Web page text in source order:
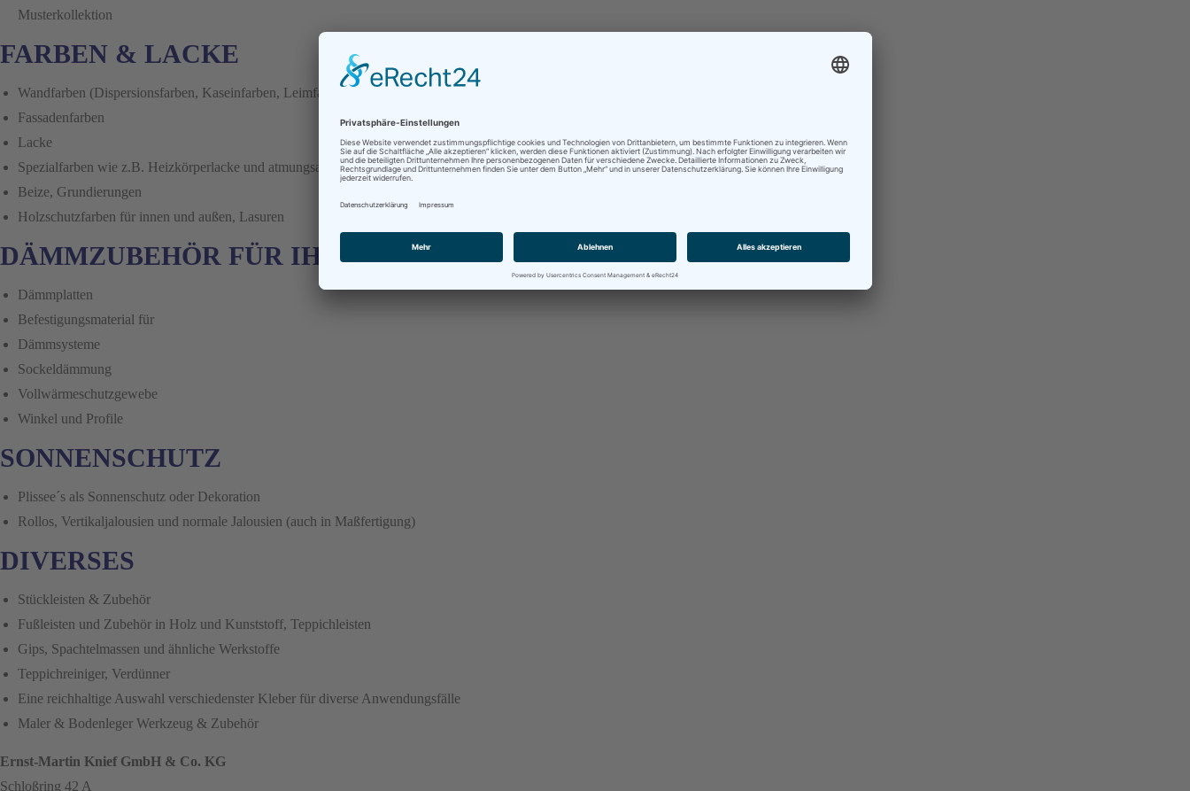
Musterkollektion
FARBEN & LACKE
Wandfarben (Dispersionsfarben, Kaseinfarben, Leimfarben, Silikatfarben und Ölfarben)
Fassadenfarben
Lacke
Spezialfarben wie z.B. Heizkörperlacke und atmungsaktive Farben für Fenster und Türen
Beize, Grundierungen
Holzschutzfarben für innen und außen, Lasuren
DÄMMZUBEHÖR FÜR IHRE FASSADE
Dämmplatten
Befestigungsmaterial für
Dämmsysteme
Sockeldämmung
Vollwärmeschutzgewebe
Winkel und Profile
SONNENSCHUTZ
Plissee´s als Sonnenschutz oder Dekoration
Rollos, Vertikaljalousien und normale Jalousien (auch in Maßfertigung)
DIVERSES
Stückleisten & Zubehör
Fußleisten und Zubehör in Holz und Kunststoff, Teppichleisten
Gips, Spachtelmassen und ähnliche Werkstoffe
Teppichreiniger, Verdünner
Eine reichhaltige Auswahl verschiedenster Kleber für diverse Anwendungsfälle
Maler & Bodenleger Werkzeug & Zubehör
Ernst-Martin Knief GmbH & Co. KG
Schloßring 42 A